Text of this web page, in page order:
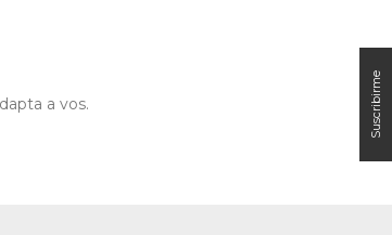
a vos.